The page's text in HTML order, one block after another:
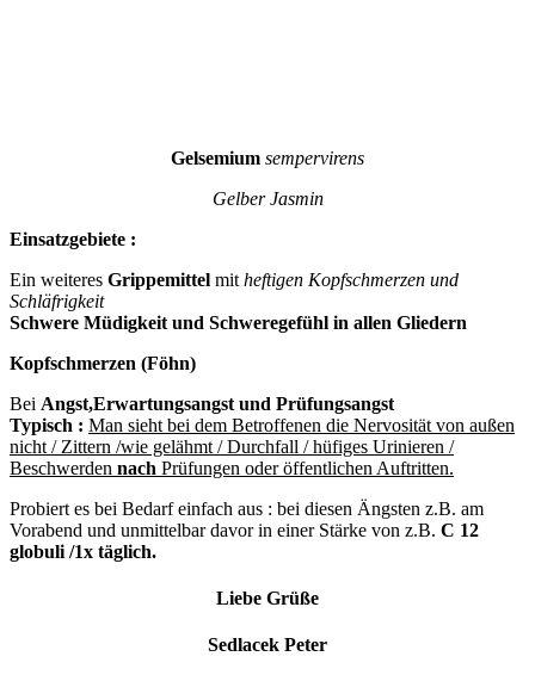
Gelsemium sempervirens
Gelber Jasmin
Einsatzgebiete :
Ein weiteres Grippemittel mit heftigen Kopfschmerzen und
Schläfrigkeit
Schwere Müdigkeit und Schweregefühl in allen Gliedern
Kopfschmerzen (Föhn)
Bei Angst,Erwartungsangst und Prüfungsangst
Typisch : Man sieht bei dem Betroffenen die Nervosität von außen
nicht / Zittern /wie gelähmt / Durchfall / hüfiges Urinieren /
Beschwerden nach Prüfungen oder öffentlichen Auftritten.
Probiert es bei Bedarf einfach aus : bei diesen Ängsten z.B. am
Vorabend und unmittelbar davor in einer Stärke von z.B. C 12
globuli /1x täglich.
Liebe Grüße
Sedlacek Peter